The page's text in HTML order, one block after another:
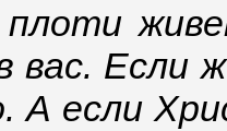
вас. Если
А если